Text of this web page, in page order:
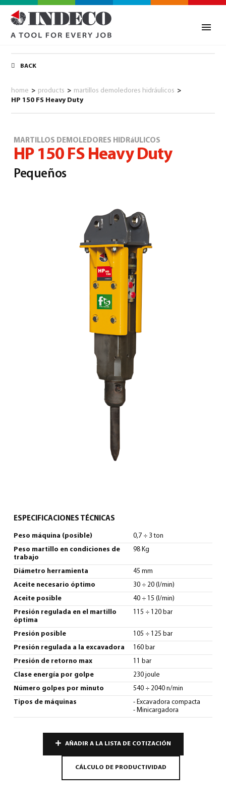
0
BACK
home > products > martillos demoledores hidráulicos >
HP 150 FS Heavy Duty
MARTILLOS DEMOLEDORES HIDRáULICOS
HP 150 FS Heavy Duty
Pequeños
ESPECIFICACIONES TÉCNICAS
Peso máquina (posible) 0,7 ÷ 3 ton
Peso martillo en condiciones de
trabajo
98 Kg
Diámetro herramienta 45 mm
Aceite necesario óptimo 30 ÷ 20 (l/min)
Aceite posible 40 ÷ 15 (l/min)
Presión regulada en el martillo
óptima
115 ÷ 120 bar
Presión posible 105 ÷ 125 bar
Presión regulada a la excavadora 160 bar
Presión de retorno max 11 bar
Clase energía por golpe 230 joule
Número golpes por minuto 540 ÷ 2040 n/min
Tipos de máquinas
- Excavadora compacta
- Minicargadora
AÑADIR A LA LISTA DE COTIZACIÓN
CÁLCULO DE PRODUCTIVIDAD